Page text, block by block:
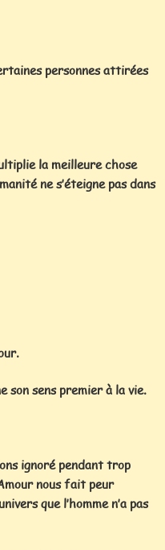
personnes attirées
la meilleure chose
ne s’éteigne pas dans
sens premier à la vie.
ignoré pendant trop
nous fait peur
que l’homme n’a pas